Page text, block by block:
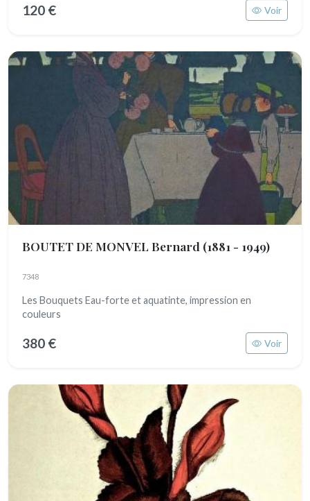
120 € Voir
BOUTET DE MONVEL Bernard (1881 - 1949)
7348
Les Bouquets Eau-forte et aquatinte, impression en
couleurs
380 € Voir